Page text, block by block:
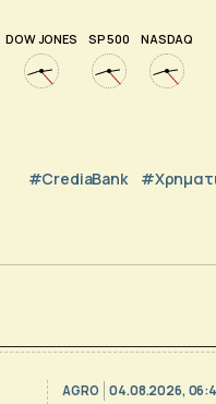
DOW JONES SP 500 NASDAQ
#CrediaBank
AGRO 04.08.2026,